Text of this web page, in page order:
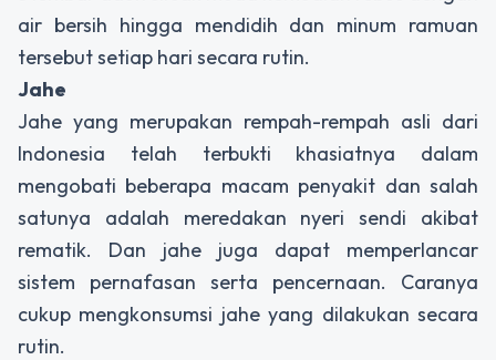
air bersih hingga mendidih dan minum ramuan
tersebut setiap hari secara rutin.
Jahe
Jahe yang merupakan rempah-rempah asli dari
Indonesia telah terbukti khasiatnya dalam
mengobati beberapa macam penyakit dan salah
satunya adalah meredakan nyeri sendi akibat
rematik. Dan jahe juga dapat memperlancar
sistem pernafasan serta pencernaan. Caranya
cukup mengkonsumsi jahe yang dilakukan secara
rutin.